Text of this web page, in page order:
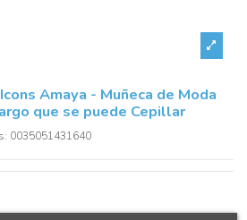
Amaya - Muñeca de Moda
que se puede Cepillar
0035051431640